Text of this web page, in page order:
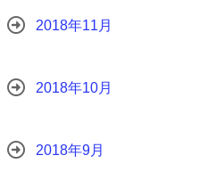
2018年11月
2018年10月
2018年9月